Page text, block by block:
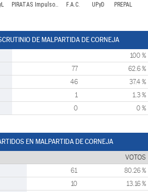
PIRATAS ImpulsoSocial F.A.C. UPyD PREPAL
DE MALPARTIDA DE CORNEJA
100 %
77 62.6 %
46 37.4 %
1 1.3 %
0 0 %
EN MALPARTIDA DE CORNEJA
VOTOS
61 80.26 %
10 13.16 %